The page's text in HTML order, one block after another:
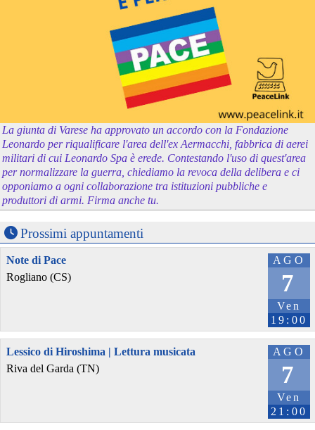
La giunta di Varese ha approvato un accordo con la Fondazione
Leonardo per riqualificare l'area dell'ex Aermacchi, fabbrica di aerei
militari di cui Leonardo Spa è erede. Contestando l'uso di quest'area
per normalizzare la guerra, chiediamo la revoca della delibera e ci
opponiamo a ogni collaborazione tra istituzioni pubbliche e
produttori di armi. Firma anche tu.
Prossimi appuntamenti
AGO
7
Ven
19:00
Note di Pace
Rogliano (CS)
AGO
7
Ven
21:00
Lessico di Hiroshima | Lettura musicata
Riva del Garda (TN)